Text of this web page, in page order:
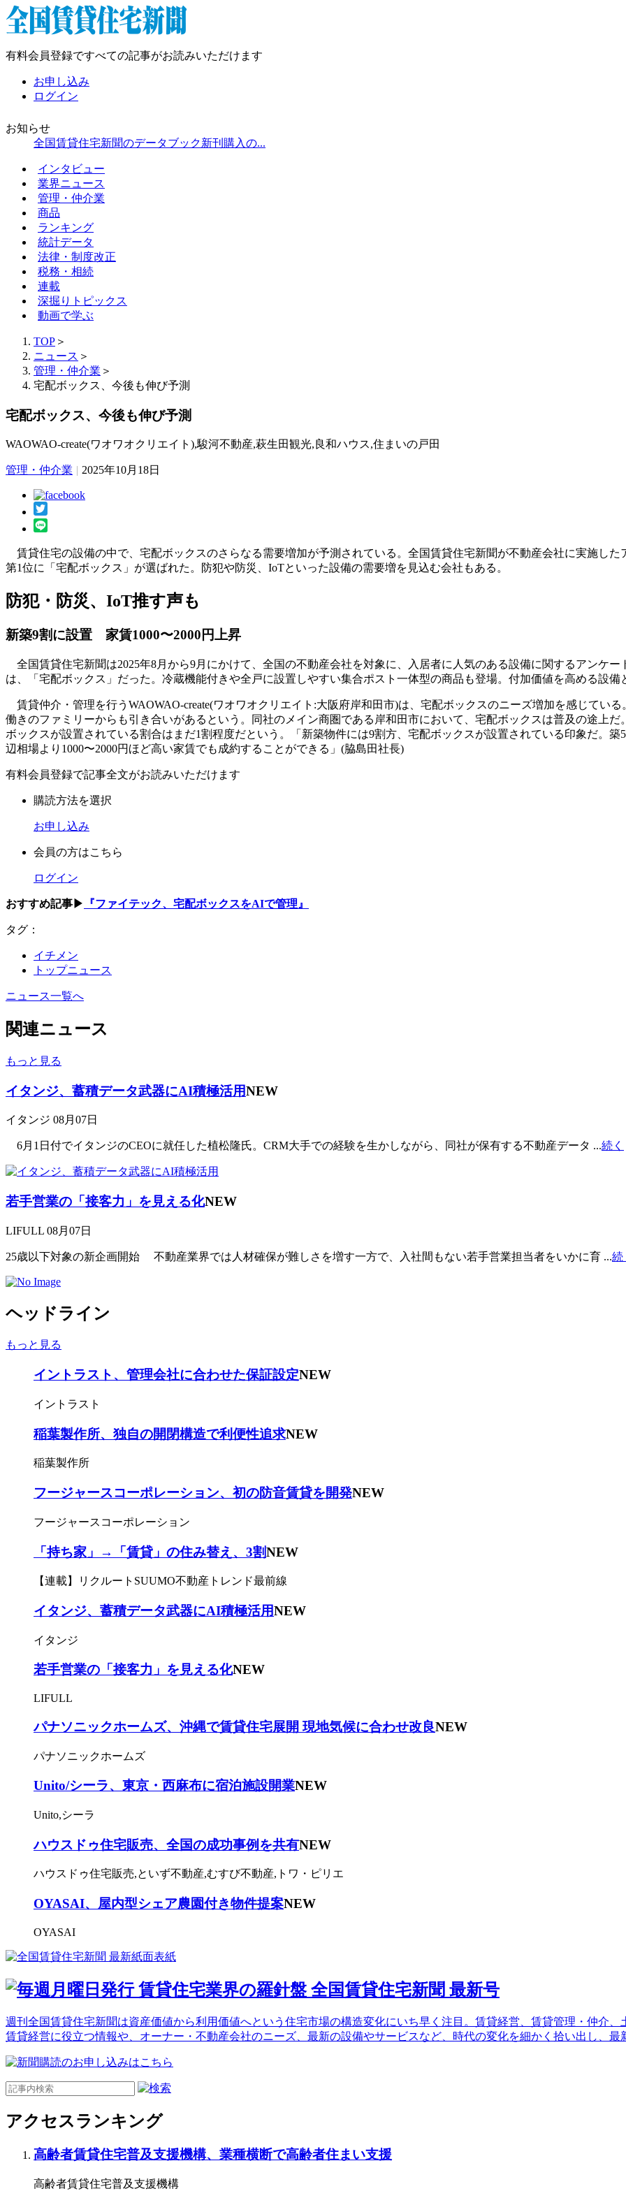
有料会員登録ですべての記事がお読みいただけます
お申し込み
ログイン
お知らせ
全国賃貸住宅新聞のデータブック新刊購入の...
インタビュー
業界ニュース
管理・仲介業
商品
ランキング
統計データ
法律・制度改正
税務・相続
連載
深掘りトピックス
動画で学ぶ
TOP ＞
ニュース ＞
管理・仲介業 ＞
宅配ボックス、今後も伸び予測
宅配ボックス、今後も伸び予測
WAOWAO‐create(ワオワオクリエイト),駿河不動産,萩生田観光,良和ハウス,住まいの戸田
管理・仲介業 | 2025年10月18日
賃貸住宅の設備の中で、宅配ボックスのさらなる需要増加が予測されている。全国賃貸住宅新聞が不動産会社に実施し
第1位に「宅配ボックス」が選ばれた。防犯や防災、IoTといった設備の需要増を見込む会社もある。
防犯・防災、IoT推す声も
新築9割に設置 家賃1000〜2000円上昇
全国賃貸住宅新聞は2025年8月から9月にかけて、全国の不動産会社を対象に、入居者に人気のある設備に関するアンケ
は、「宅配ボックス」だった。冷蔵機能付きや全戸に設置しやすい集合ポスト一体型の商品も登場。付加価値を高める設
賃貸仲介・管理を行うWAOWAO‐create(ワオワオクリエイト:大阪府岸和田市)は、宅配ボックスのニーズ増加を感じてい
働きのファミリーからも引き合いがあるという。同社のメイン商圏である岸和田市において、宅配ボックスは普及の途上
ボックスが設置されている割合はまだ1割程度だという。「新築物件には9割方、宅配ボックスが設置されている印象だ。
辺相場より1000〜2000円ほど高い家賃でも成約することができる」(脇島田社長)
有料会員登録で記事全文がお読みいただけます
購読方法を選択
お申し込み
会員の方はこちら
ログイン
おすすめ記事▶ 『ファイテック、宅配ボックスをAIで管理』
タグ：
イチメン
トップニュース
ニュース一覧へ
関連ニュース
もっと見る
イタンジ、蓄積データ武器にAI積極活用NEW
イタンジ 08月07日
6月1日付でイタンジのCEOに就任した植松隆氏。CRM大手での経験を生かしながら、同社が保有する不動産データ ...続く
若手営業の「接客力」を見える化NEW
LIFULL 08月07日
25歳以下対象の新企画開始 不動産業界では人材確保が難しさを増す一方で、入社間もない若手営業担当者をいかに育 ...続
ヘッドライン
もっと見る
イントラスト、管理会社に合わせた保証設定NEW
イントラスト
稲葉製作所、独自の開閉構造で利便性追求NEW
稲葉製作所
フージャースコーポレーション、初の防音賃貸を開発NEW
フージャースコーポレーション
「持ち家」→「賃貸」の住み替え、3割NEW
【連載】リクルートSUUMO不動産トレンド最前線
イタンジ、蓄積データ武器にAI積極活用NEW
イタンジ
若手営業の「接客力」を見える化NEW
LIFULL
パナソニックホームズ、沖縄で賃貸住宅展開 現地気候に合わせ改良NEW
パナソニックホームズ
Unito/シーラ、東京・西麻布に宿泊施設開業NEW
Unito,シーラ
ハウスドゥ住宅販売、全国の成功事例を共有NEW
ハウスドゥ住宅販売,といず不動産,むすび不動産,トワ・ピリエ
OYASAI、屋内型シェア農園付き物件提案NEW
OYASAI
週刊全国賃貸住宅新聞は資産価値から利用価値へという住宅市場の構造変化にいち早く注目。賃貸経営、賃貸管理・仲介
賃貸経営に役立つ情報や、オーナー・不動産会社のニーズ、最新の設備やサービスなど、時代の変化を細かく拾い出し、最
アクセスランキング
高齢者賃貸住宅普及支援機構、業種横断で高齢者住まい支援
高齢者賃貸住宅普及支援機構